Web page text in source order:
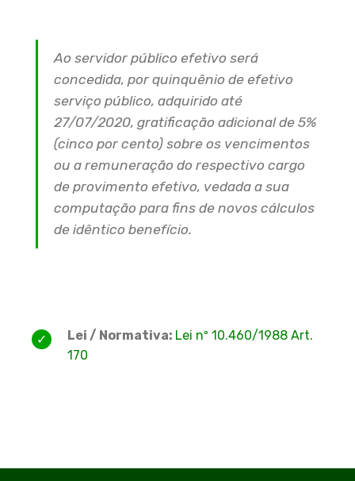
Ao servidor público efetivo será
concedida, por quinquênio de efetivo
serviço público, adquirido até
27/07/2020, gratificação adicional de 5%
(cinco por cento) sobre os vencimentos
ou a remuneração do respectivo cargo
de provimento efetivo, vedada a sua
computação para fins de novos cálculos
de idêntico benefício.
Lei / Normativa: Lei nº 10.460/1988 Art.
170